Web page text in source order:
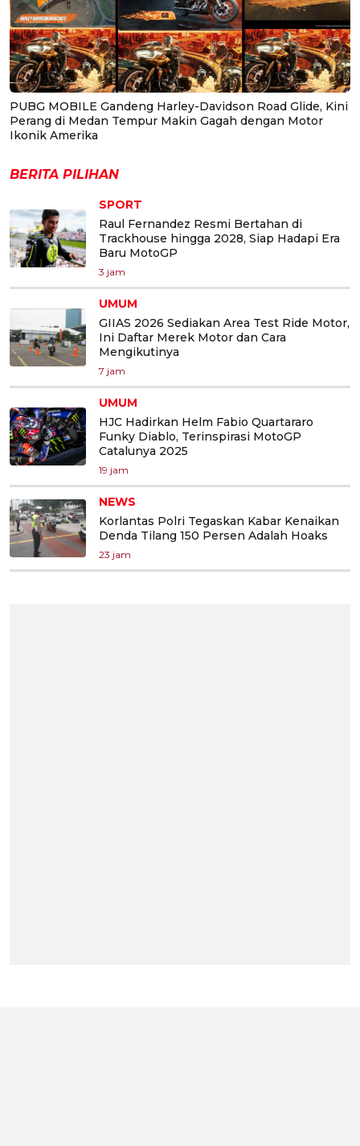
PUBG MOBILE Gandeng Harley-Davidson Road Glide, Kini
Perang di Medan Tempur Makin Gagah dengan Motor
Ikonik Amerika
BERITA PILIHAN
SPORT
Raul Fernandez Resmi Bertahan di
Trackhouse hingga 2028, Siap Hadapi Era
Baru MotoGP
3 jam
UMUM
GIIAS 2026 Sediakan Area Test Ride Motor,
Ini Daftar Merek Motor dan Cara
Mengikutinya
7 jam
UMUM
HJC Hadirkan Helm Fabio Quartararo
Funky Diablo, Terinspirasi MotoGP
Catalunya 2025
19 jam
NEWS
Korlantas Polri Tegaskan Kabar Kenaikan
Denda Tilang 150 Persen Adalah Hoaks
23 jam